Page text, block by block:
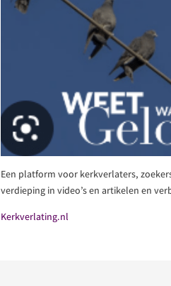
Een platform voor kerkverlaters,
verdieping in video’s en artikelen en
Kerkverlating.nl